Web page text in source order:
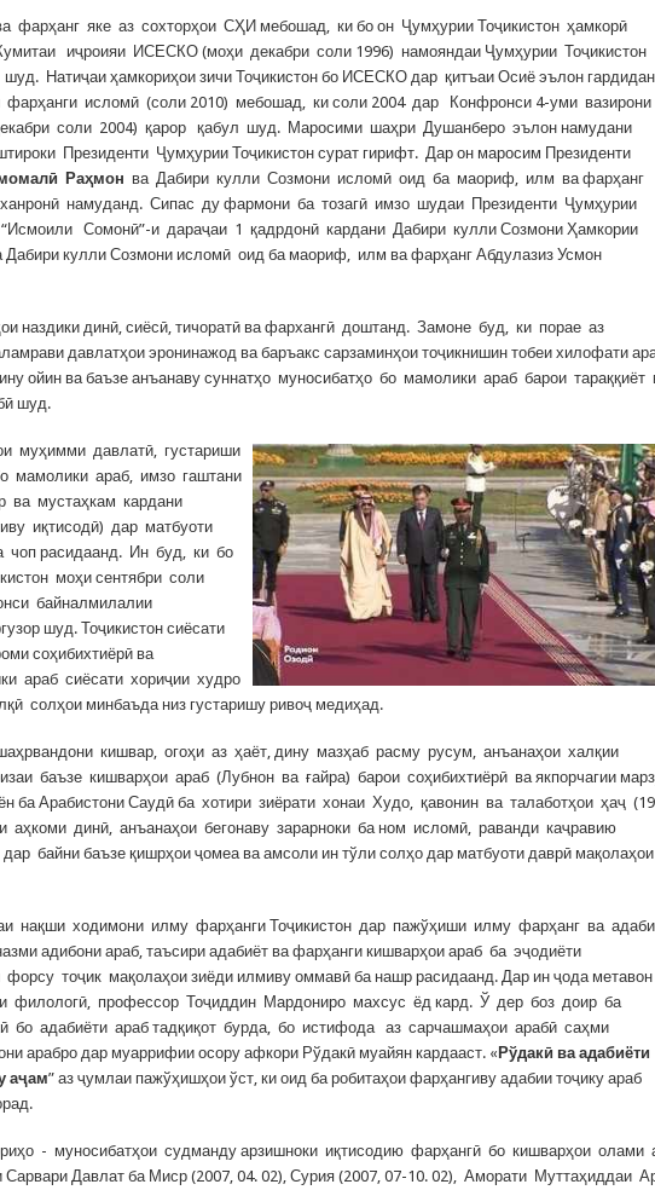
яке аз сохторҳои СҲИ мебошад, ки бо он Ҷумҳурии Тоҷикистон ҳамкорӣ
иҷроияи ИСЕСКО (моҳи декабри соли 1996) намояндаи Ҷумҳурии Тоҷикистон
Натиҷаи ҳамкориҳои зичи Тоҷикистон бо ИСЕСКО дар қитъаи Осиё эълон
исломӣ (соли 2010) мебошад, ки соли 2004 дар Конфронси 4-уми вазирони
соли 2004) қарор қабул шуд. Маросими шаҳри Душанберо эълон намудани
Президенти Ҷумҳурии Тоҷикистон сурат гирифт. Дар он маросим Президенти
Раҳмон ва Дабири кулли Созмони исломӣ оид ба маориф, илм ва фарҳанг
намуданд. Сипас ду фармони ба тозагӣ имзо шудаи Президенти Ҷумҳурии
Сомонӣ”-и дараҷаи 1 қадрдонӣ кардани Дабири кулли Созмони Ҳамкории
кулли Созмони исломӣ оид ба маориф, илм ва фарҳанг Абдулазиз Усмон
наздики динӣ, сиёсӣ, тичоратӣ ва фархангӣ доштанд. Замоне буд, ки порае аз
давлатҳои эронинажод ва баръакс сарзаминҳои тоҷикнишин тобеи хилофати
ойин ва баъзе анъанаву суннатҳо муносибатҳо бо мамолики араб барои тараққиёт
шуд.
муҳимми давлатӣ, густариши
мамолики араб, имзо гаштани
ва мустаҳкам кардани
иқтисодӣ) дар матбуоти
чоп расидаанд. Ин буд, ки бо
моҳи сентябри соли
байналмилалии
шуд. Тоҷикистон сиёсати
соҳибихтиёрӣ ва
араб сиёсати хориҷии худро
солҳои минбаъда низ густаришу ривоҷ медиҳад.
кишвар, огоҳи аз ҳаёт, дину мазҳаб расму русум, анъанаҳои халқии
баъзе кишварҳои араб (Лубнон ва ғайра) барои соҳибихтиёрӣ ва якпорчагии
ба Арабистони Саудӣ ба хотири зиёрати хонаи Худо, қавонин ва талаботҳои ҳаҷ
аҳкоми динӣ, анъанаҳои бегонаву зарарноки ба ном исломӣ, раванди каҷравию
байни баъзе қишрҳои ҷомеа ва амсоли ин тўли солҳо дар матбуоти даврӣ мақолаҳои
нақши ходимони илму фарҳанги Тоҷикистон дар пажўҳиши илму фарҳанг ва
адибони араб, таъсири адабиёт ва фарҳанги кишварҳои араб ба эҷодиёти
тоҷик мақолаҳои зиёди илмиву оммавӣ ба нашр расидаанд. Дар ин ҷода метавон
филологӣ, профессор Тоҷиддин Мардониро махсус ёд кард. Ў дер боз доир ба
бо адабиёти араб тадқиқот бурда, бо истифода аз сарчашмаҳои арабӣ саҳми
арабро дар муаррифии осору афкори Рўдакӣ муайян кардааст. « Рўдакӣ ва адабиёти
аҷам” аз ҷумлаи пажўҳишҳои ўст, ки оид ба робитаҳои фарҳангиву адабии тоҷику араб
- муносибатҳои судманду арзишноки иқтисодию фарҳангӣ бо кишварҳои олами
Давлат ба Миср (2007, 04. 02), Сурия (2007, 07-10. 02), Аморати Муттаҳиддаи